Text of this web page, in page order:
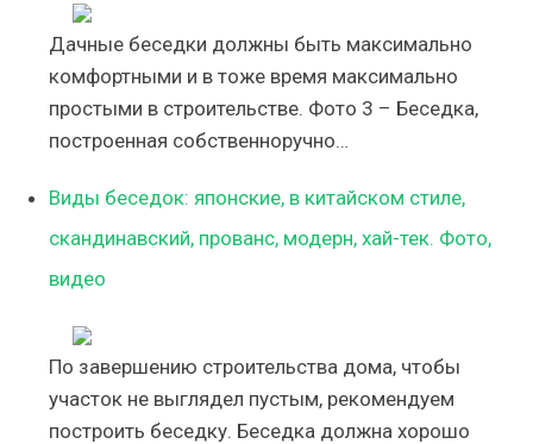
Дачные беседки должны быть максимально
комфортными и в тоже время максимально
простыми в строительстве. Фото 3 – Беседка,
построенная собственноручно…
Виды беседок: японские, в китайском стиле,
скандинавский, прованс, модерн, хай-тек. Фото,
видео
По завершению строительства дома, чтобы
участок не выглядел пустым, рекомендуем
построить беседку. Беседка должна хорошо